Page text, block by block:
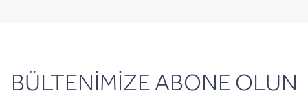
BÜLTENİMİZE ABONE OLUN
newsletter